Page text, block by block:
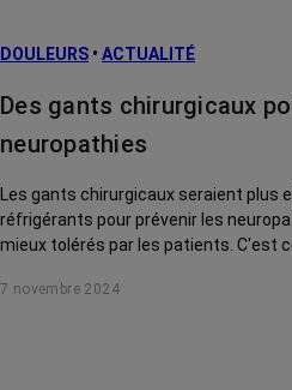
DOULEURS • ACTUALITÉ
Des gants chirurgicaux
neuropathies
Les gants chirurgicaux seraient plus
réfrigérants pour prévenir les
mieux tolérés par les patients. C'est
7 novembre 2024